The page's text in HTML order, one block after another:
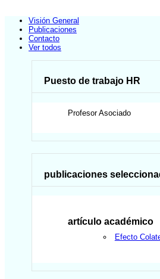
Visión General
Publicaciones
Contacto
Ver todos
Puesto de trabajo HR
Profesor Asociado
publicaciones
artículo académico
Efecto